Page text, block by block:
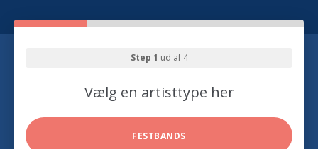
Step 1 ud af 4
Vælg en artisttype her
FESTBANDS